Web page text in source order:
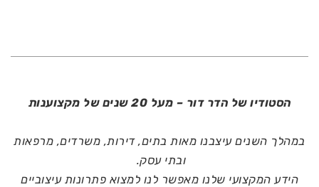
הסטודיו של הדר דור – מעל 20 שנים של מקצוענות
במהלך השנים עיצבנו מאות בתים, דירות, משרדים, מרפאות
ובתי עסק.
הידע המקצועי שלנו מאפשר לנו למצוא פתרונות עיצוביים